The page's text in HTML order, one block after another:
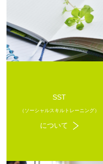
SST
（ソーシャルスキルトレーニング）
について